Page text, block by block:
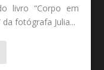
livro “Corpo em
fotógrafa Julia...